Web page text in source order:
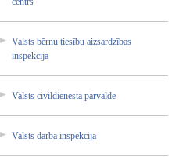
Valsts bērnu tiesību aizsard­zības
inspekc­ija
Valsts civildi­enesta pārvald­e
Valsts darba inspekc­ija